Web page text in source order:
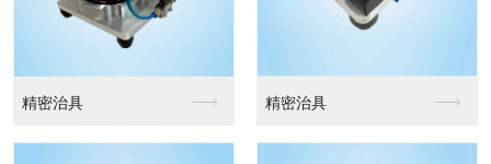
精密治具 精密治具